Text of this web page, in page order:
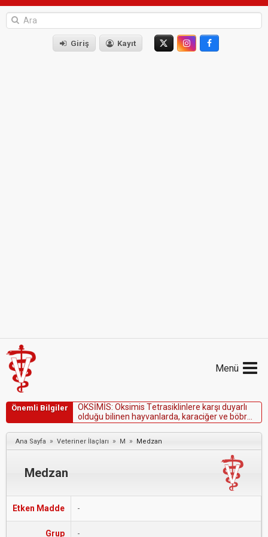
Giriş Kayıt
Menü
Önemli Bilgiler OKSİMİS: Oksimis Tetrasikin ere karşı duyarı
o duğu bi inen hayvan arda, karaciğerve böbr
yetmezliğiolanlardakullanılmamalıdır.
Ana Sayfa » Veteriner İlaçları » M » Medzan
Medzan
Etken Madde -
Grup -